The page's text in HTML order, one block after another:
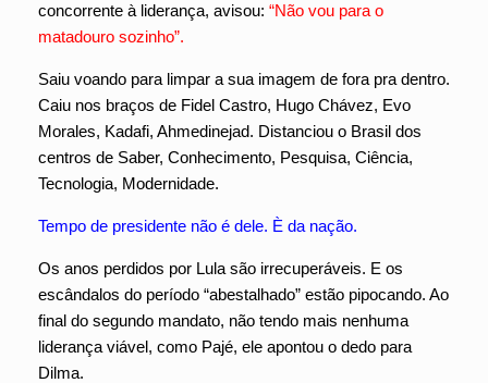
concorrente à liderança, avisou: “Não vou para o
matadouro sozinho”.
Saiu voando para limpar a sua imagem de fora pra dentro.
Caiu nos braços de Fidel Castro, Hugo Chávez, Evo
Morales, Kadafi, Ahmedinejad. Distanciou o Brasil dos
centros de Saber, Conhecimento, Pesquisa, Ciência,
Tecnologia, Modernidade.
Tempo de presidente não é dele. È da nação.
Os anos perdidos por Lula são irrecuperáveis. E os
escândalos do período “abestalhado” estão pipocando. Ao
final do segundo mandato, não tendo mais nenhuma
liderança viável, como Pajé, ele apontou o dedo para
Dilma.